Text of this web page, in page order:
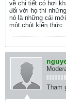
về chi tiết có hơi
đối với họ thì
nó là những cái
một chút kiến thức.
Tham